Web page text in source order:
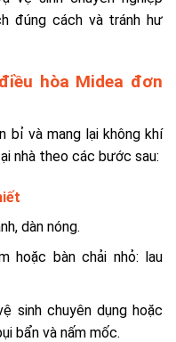
đúng cách và tránh hư
hòa Midea đơn
bỉ và mang lại không khí
nhà theo các bước sau:
dàn nóng.
hoặc bàn chải nhỏ: lau
sinh chuyên dụng hoặc
bẩn và nấm mốc.